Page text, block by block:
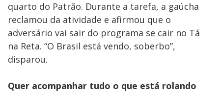
quarto do Patrão. Durante a tarefa, a gaúcha
reclamou da atividade e afirmou que o
adversário vai sair do programa se cair no Tá
na Reta. “O Brasil está vendo, soberbo”,
disparou.
Quer acompanhar tudo o que está rolando